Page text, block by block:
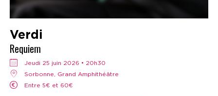
Verdi
Requiem
jeudi 25 juin 2026 • 20h30
Sorbonne, Grand Amphithéâtre
Entre 5€ et 60€